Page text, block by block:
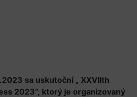
sa uskutoční „ XXVIIth
2023“, ktorý je organizovaný